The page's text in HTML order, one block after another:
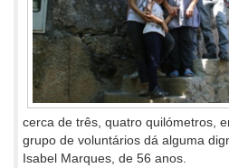
cerca de três, quatro quilómetros,
grupo de voluntários dá alguma
Isabel Marques, de 56 anos.